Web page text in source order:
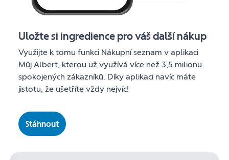
Uložte si ingredience pro váš další nákup
Využijte k tomu funkci Nákupní seznam v aplikaci
Můj Albert, kterou už využívá více než 3,5 milionu
spokojených zákazníků. Díky aplikaci navíc máte
jistotu, že ušetříte vždy nejvíc!
Stáhnout